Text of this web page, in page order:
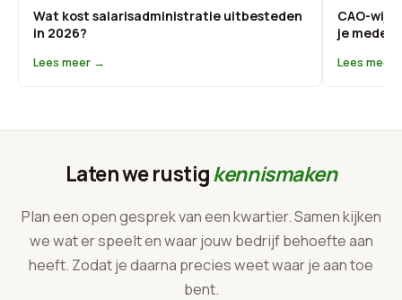
Wat kost salarisadministratie uitbesteden
in 2026?
Lees meer →
CAO-
je
Lees meer
Laten we rustigkennismaken
Plan een open gesprek van een kwartier. Samen kijken
we wat er speelt en waar jouw bedrijf behoefte aan
heeft. Zodat je daarna precies weet waar je aan toe
bent.